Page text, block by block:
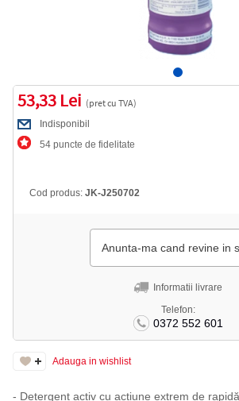
53,33 Lei (pret cu TVA)
Indisponibil
54 puncte de fidelitate
Cod produs: JK-J250702
Anunta-ma cand revine in
Informatii livrare
Telefon:
0372 552 601
Adauga in wishlist
- Detergent activ cu acțiune extrem de